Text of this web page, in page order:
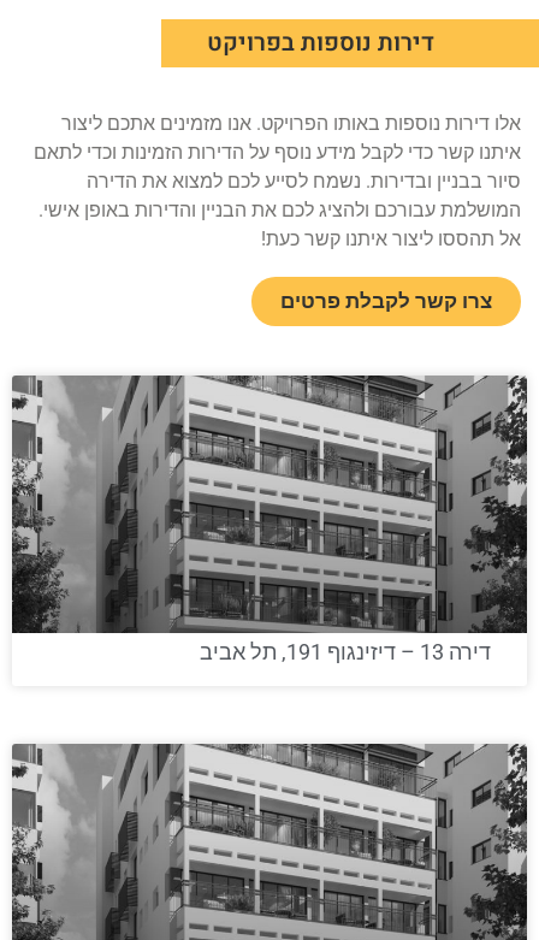
דירות נוספות בפרויקט
אלו דירות נוספות באותו הפרויקט. אנו מזמינים אתכם ליצור
איתנו קשר כדי לקבל מידע נוסף על הדירות הזמינות וכדי לתאם
סיור בבניין ובדירות. נשמח לסייע לכם למצוא את הדירה
המושלמת עבורכם ולהציג לכם את הבניין והדירות באופן אישי.
אל תהססו ליצור איתנו קשר כעת!
צרו קשר לקבלת פרטים
דירה 13 – דיזינגוף 191, תל אביב